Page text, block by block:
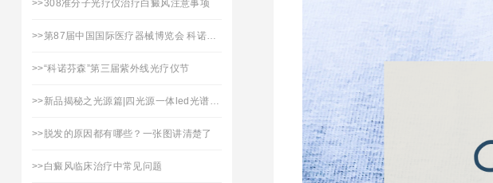
>>308准分子光疗仪治疗白癜风注意事项
>>第87届中国国际医疗器械博览会 科诺医疗承邀您的到来
>>“科诺芬森”第三届紫外线光疗仪节
>>新品揭秘之光源篇|四光源一体led光谱治疗仪「拾光」焕新上市
>> 脱发的原因都有哪些？一张图讲清楚了
>>白癜风临床治疗中常见问题